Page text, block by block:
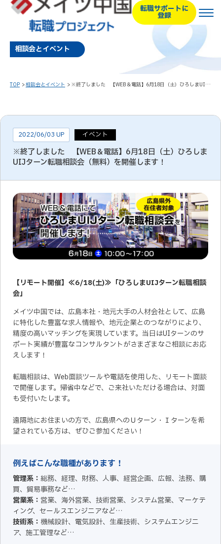
転職サポートに
登録
相談会とイベント
TOP 相談会とイベント ※終了しました 【WEB＆電話】6月18日（土）ひろしまUIJターン転職相談会（無料）を開催します！
2022/06/03 UP イベント
※終了しました 【WEB＆電話】6月18日（土）ひろしま
UIJターン転職相談会（無料）を開催します！
【リモート開催】≪6/18(土)≫「ひろしまUIJターン転職相談
会」
メイツ中国では、広島本社・地元大手の人材会社として、広島
に特化した豊富な求人情報や、地元企業とのつながりにより、
精度の高いマッチングを実現しています。当日はUIターンのサ
ポート実績が豊富なコンサルタントがさまざまなご相談にお応
えします！
転職相談は、Web面談ツールや電話を使用した、リモート面談
で開催します。帰省中などで、ご来社いただける場合は、対面
も受付いたします。
遠隔地にお住まいの方で、広島県へのＵターン・Ｉターンを希
望されている方は、ぜひご参加ください！
例えばこんな職種があります！
管理系： 総務、経理、財務、人事、経営企画、広報、法務、購
買、貿易事務など…
営業系： 営業、海外営業、技術営業、システム営業、マーケテ
ィング、セールスエンジニアなど…
技術系： 機械設計、電気設計、生産技術、システムエンジニ
ア、施工管理など…